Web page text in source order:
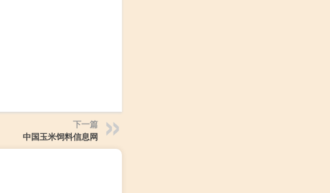
下一篇
中国玉米饲料信息网